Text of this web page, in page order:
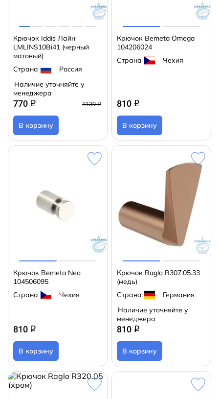
Крючок Iddis Лайн
LMLINS10Bi41 (черный
матовый)
Страна
Россия
Наличие уточняйте у
менеджера
770 q 1139 ₽
В корзину
Крючок Bemeta Omega
104206024
Страна
Чехия
810 q
В корзину
Крючок Bemeta Neo
104506095
Страна
Чехия
810 q
В корзину
Крючок Raglo R307.05.33
(медь)
Страна
Германия
Наличие уточняйте у
менеджера
810 q
В корзину